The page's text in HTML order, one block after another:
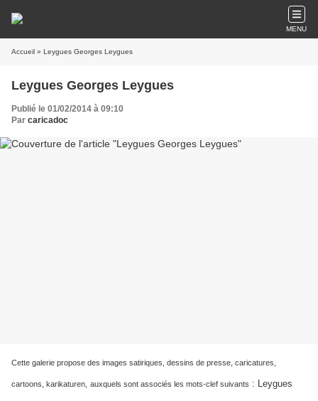
MENU
Accueil » Leygues Georges Leygues
Leygues Georges Leygues
Publié le 01/02/2014 à 09:10
Par caricadoc
Cette galerie propose des images satiriques, dessins de presse, caricatures,
cartoons, karikaturen, auxquels sont associés les mots-clef suivants : Leygues